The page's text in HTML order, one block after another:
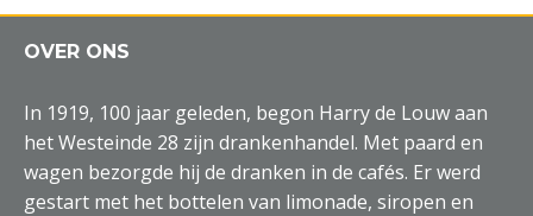
OVER ONS
In 1919, 100 jaar geleden, begon Harry de Louw aan
het Westeinde 28 zijn drankenhandel. Met paard en
wagen bezorgde hij de dranken in de cafés. Er werd
gestart met het bottelen van limonade, siropen en